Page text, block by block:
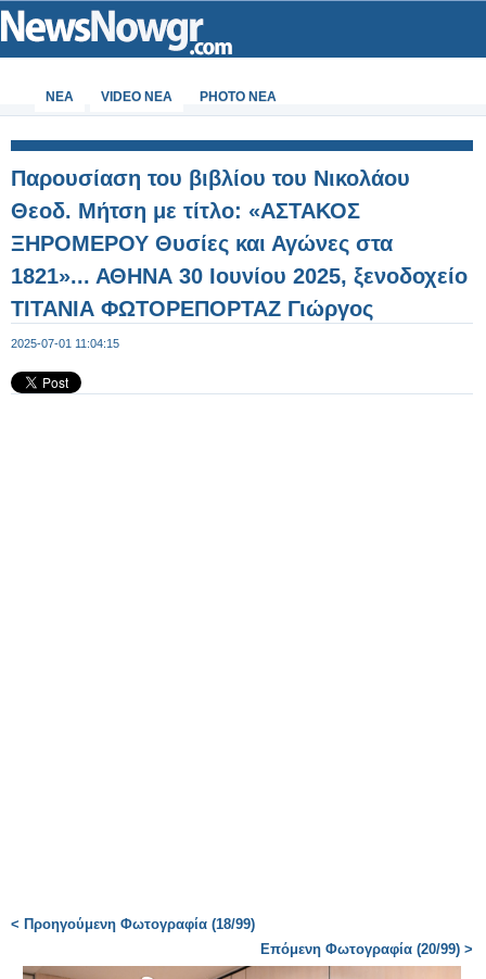
ΝΕΑ VIDEO NEA PHOTO NEA
Παρουσίαση του βιβλίου του Νικολάου
Θεοδ. Μήτση με τίτλο: «ΑΣΤΑΚΟΣ
ΞΗΡΟΜΕΡΟΥ Θυσίες και Αγώνες στα
1821»... ΑΘΗΝΑ 30 Ιουνίου 2025, ξενοδοχείο
ΤΙΤΑΝΙΑ ΦΩΤΟΡΕΠΟΡΤΑΖ Γιώργος
Κουβέλης - Φωτογραφία 19 από 99
2025-07-01 11:04:15
< Προηγούμενη Φωτογραφία (18/99)
Επόμενη Φωτογραφία (20/99) >